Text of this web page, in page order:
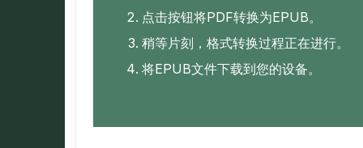
点击按钮将PDF转换为EPUB。
稍等片刻，格式转换过程正在进行。
将EPUB文件下载到您的设备。